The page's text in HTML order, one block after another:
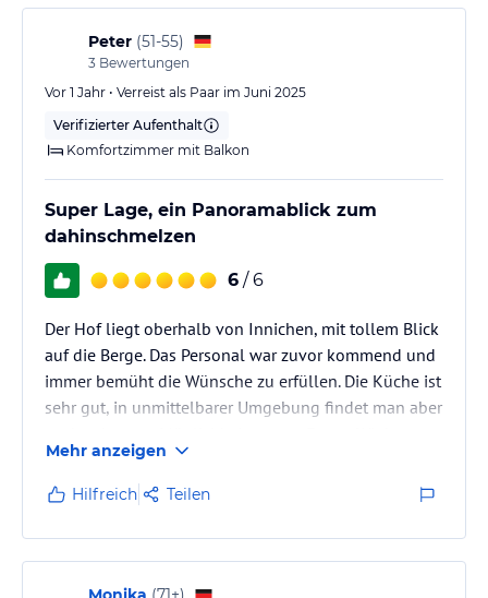
Peter (51-55)
3 Bewertungen
Vor 1 Jahr • Verreist als Paar im Juni 2025
Verifizierter Aufenthalt
Komfortzimmer mit Balkon
Super Lage, ein Panoramablick zum
dahinschmelzen
6 / 6
Der Hof liegt oberhalb von Innichen, mit tollem Blick
auf die Berge. Das Personal war zuvor kommend und
immer bemüht die Wünsche zu erfüllen. Die Küche ist
sehr gut, in unmittelbarer Umgebung findet man aber
ohne Abendessen gebucht, konnten dennoch aus
den Menüs wählen.
Sauna und Pool sind auf alle Fälle ein Besuch wert.
Der Hof ist eine echte Empfehlung.
Mehr anzeigen
Hilfreich Teilen